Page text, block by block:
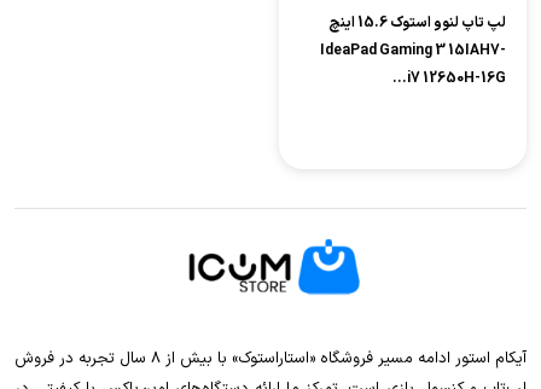
لپ تاپ لنوو استوک 15.6 اینچ
IdeaPad Gaming 3 15IAH7-
i7 12650H-16G...
آیکام استور ادامه مسیر فروشگاه «استاراستوک» با بیش از ۸ سال تجربه در فروش